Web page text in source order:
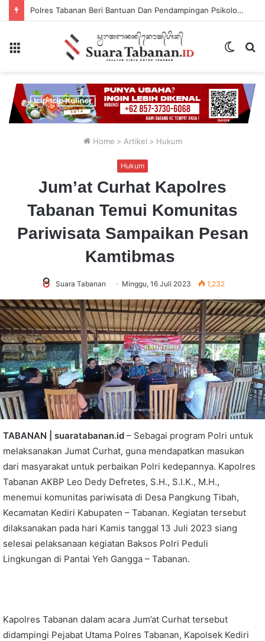
Polres Tabanan Beri Bantuan Dan Pendampingan Psikologis
Switch
Home > Artikel > Hukum
Hukum
Jum’at Curhat Kapolres
Tabanan Temui Komunitas
Pariwisata Sampaikan Pesan
Kamtibmas
Suara Tabanan Minggu, 16 Juli 2023 1,232
TABANAN | suaratabanan.id – Sebagai program Polri untuk
melaksanakan Jumat Curhat, guna mendapatkan masukan
dari masyarakat untuk perbaikan Polri kedepannya. Kapolres
Tabanan AKBP Leo Dedy Defretes, S.H., S.I.K., M.H.,
menemui komunitas pariwisata di Desa Pangkung Tibah,
Kecamatan Kediri Kabupaten – Tabanan. Kegiatan tersebut
dilaksanakan pada hari Kamis tanggal 13 Juli 2023 siang
selesai pelaksanaan kegiatan Baksos Polri Peduli
Lingkungan di Pantai Yeh Gangga – Tabanan.
Kapolres Tabanan dalam acara Jum’at Curhat tersebut
didampingi Pejabat Utama Polres Tabanan, Kapolsek Kediri